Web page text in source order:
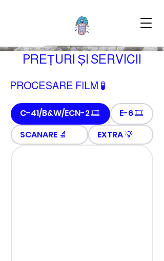
PREȚURI ȘI SERVICII
PROCESARE FILM 🧪
C-41/B&W/ECN-2 🎞
E-6 🎞
SCANARE 🔬
EXTRA 💡